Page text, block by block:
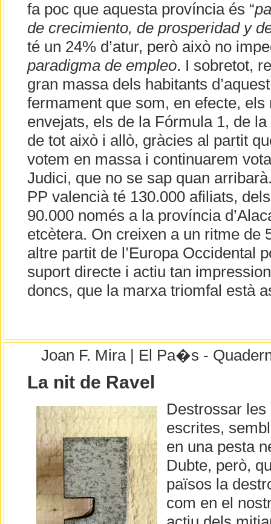
fa poc que aquesta província és “
de crecimiento, de prosperidad y
té un 24% d’atur, però això no
paradigma de empleo. I sobretot,
gran massa dels habitants
fermament que som, en efecte,
envejats, els de la Fórmula 1, de la
de tot això i allò, gràcies al partit
votem en massa i continuarem
Judici, que no se sap quan
PP valencià té 130.000 afiliats,
90.000 només a la província
etcètera. On creixen a un ritme de
altre partit de l’Europa Occidental
suport directe i actiu tan
doncs, que la marxa triomfal està
Joan F. Mira | El Pa�s -
La nit de Ravel
Destrossar
escrites,
en una pesta
Dubte, però,
països la
com en el